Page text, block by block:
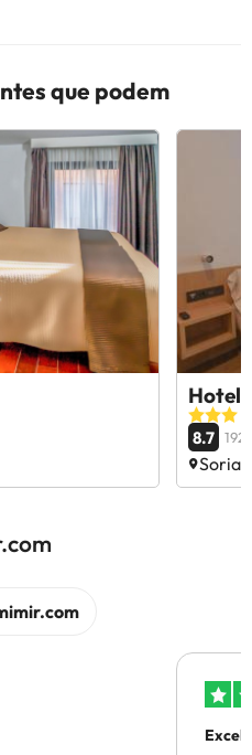
que podem
Hotel
8.7
Soria,